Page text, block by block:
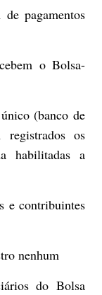
pagamentos
o Bolsa-
(banco de
os
habilitadas a
e contribuintes
nenhum
do Bolsa